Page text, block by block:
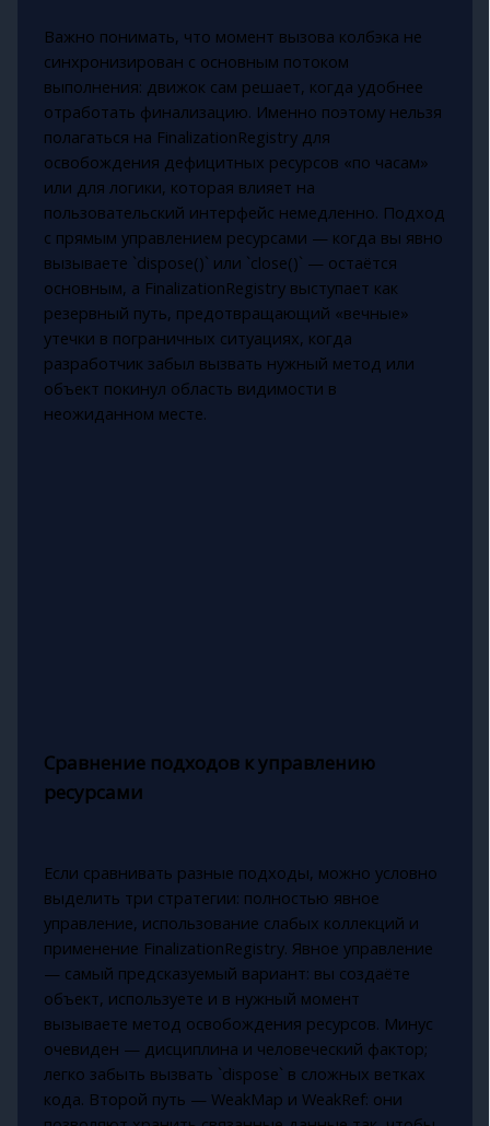
Важно понимать, что момент вызова колбэка не
синхронизирован с основным потоком
выполнения: движок сам решает, когда удобнее
отработать финализацию. Именно поэтому нельзя
полагаться на FinalizationRegistry для
освобождения дефицитных ресурсов «по часам»
или для логики, которая влияет на
пользовательский интерфейс немедленно. Подход
с прямым управлением ресурсами — когда вы явно
вызываете `dispose()` или `close()` — остаётся
основным, а FinalizationRegistry выступает как
резервный путь, предотвращающий «вечные»
утечки в пограничных ситуациях, когда
разработчик забыл вызвать нужный метод или
объект покинул область видимости в
неожиданном месте.
Сравнение подходов к управлению
ресурсами
Если сравнивать разные подходы, можно условно
выделить три стратегии: полностью явное
управление, использование слабых коллекций и
применение FinalizationRegistry. Явное управление
— самый предсказуемый вариант: вы создаёте
объект, используете и в нужный момент
вызываете метод освобождения ресурсов. Минус
очевиден — дисциплина и человеческий фактор;
легко забыть вызвать `dispose` в сложных ветках
кода. Второй путь — WeakMap и WeakRef: они